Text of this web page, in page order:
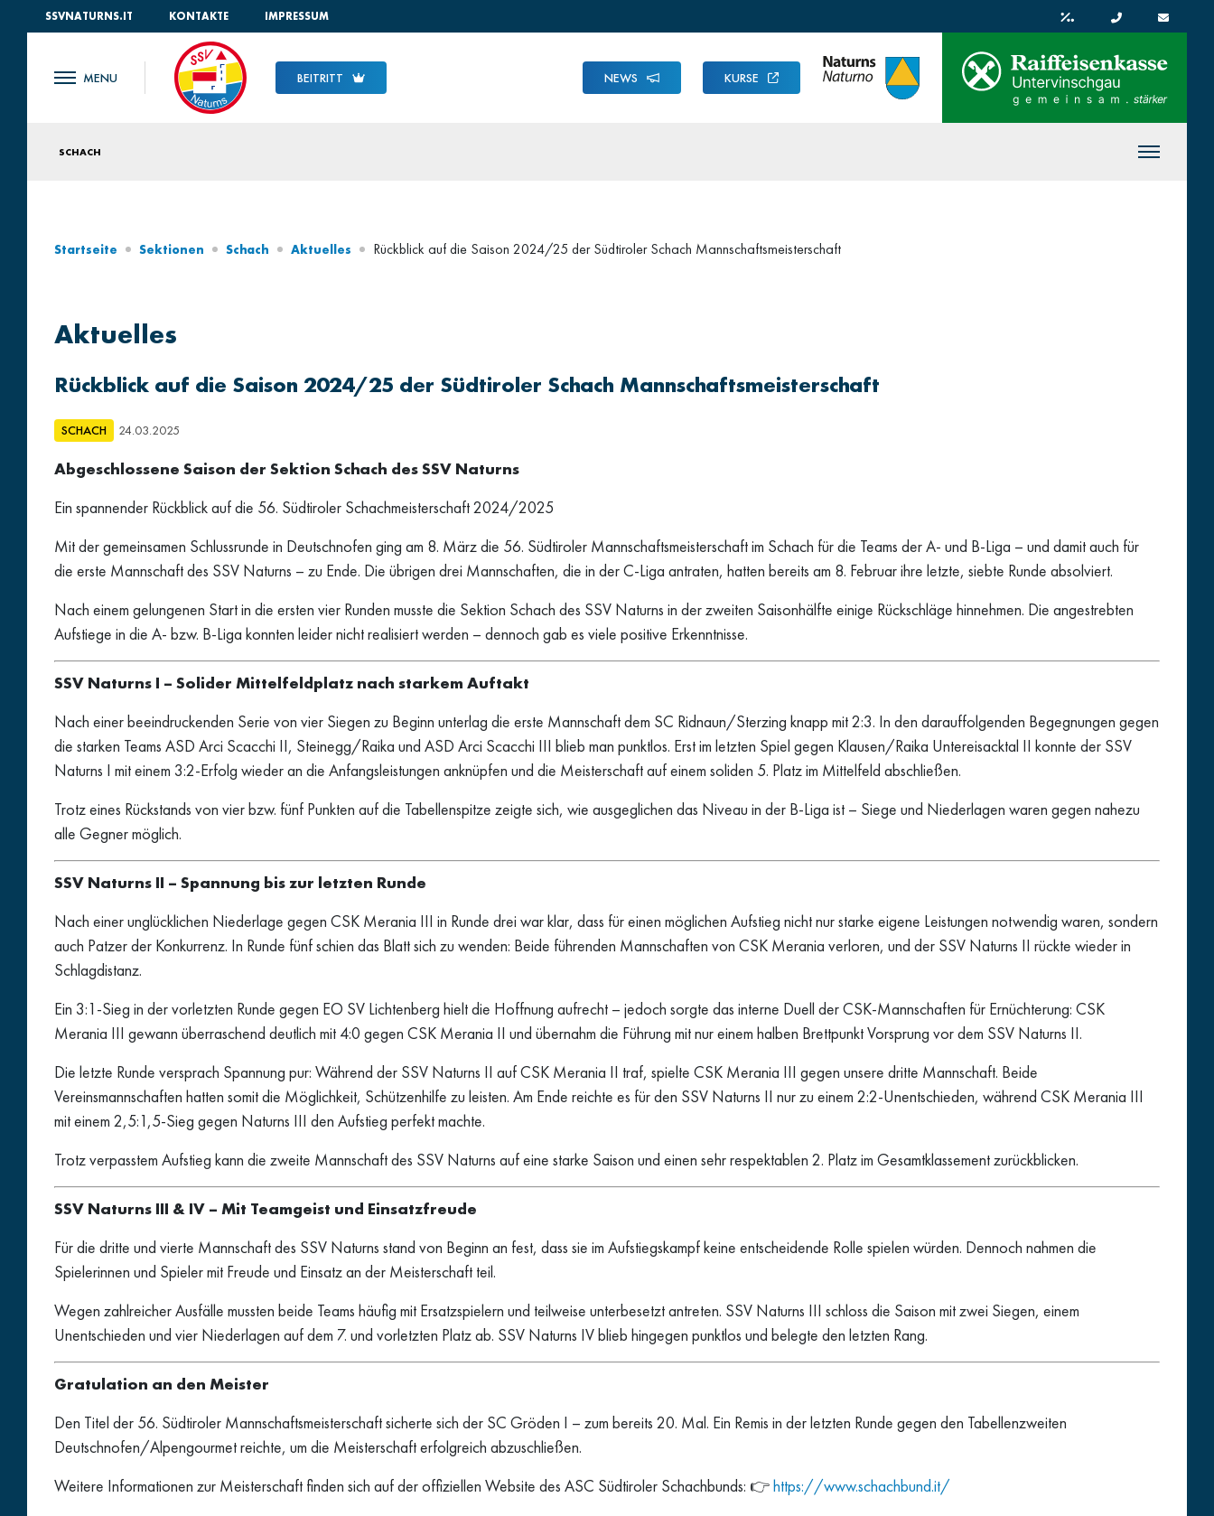
SSVNATURNS.IT KONTAKTE IMPRESSUM
BEITRITT NEWS KURSE
SCHACH
Startseite Sektionen Schach Aktuelles Rückblick auf die Saison 2024/25 der Südtiroler Schach Mannschaftsmeisterschaft
Aktuelles
Rückblick auf die Saison 2024/25 der Südtiroler Schach Mannschaftsmeisterschaft
SCHACH 24.03.2025
Abgeschlossene Saison der Sektion Schach des SSV Naturns
Ein spannender Rückblick auf die 56. Südtiroler Schachmeisterschaft 2024/2025
Mit der gemeinsamen Schlussrunde in Deutschnofen ging am 8. März die 56. Südtiroler Mannschaftsmeisterschaft im Schach für die Teams der A- und B-Liga – und damit auch für
die erste Mannschaft des SSV Naturns – zu Ende. Die übrigen drei Mannschaften, die in der C-Liga antraten, hatten bereits am 8. Februar ihre letzte, siebte Runde absolviert.
Nach einem gelungenen Start in die ersten vier Runden musste die Sektion Schach des SSV Naturns in der zweiten Saisonhälfte einige Rückschläge hinnehmen. Die angestrebten
Aufstiege in die A- bzw. B-Liga konnten leider nicht realisiert werden – dennoch gab es viele positive Erkenntnisse.
SSV Naturns I – Solider Mittelfeldplatz nach starkem Auftakt
Nach einer beeindruckenden Serie von vier Siegen zu Beginn unterlag die erste Mannschaft dem SC Ridnaun/Sterzing knapp mit 2:3. In den darauffolgenden Begegnungen gegen
die starken Teams ASD Arci Scacchi II, Steinegg/Raika und ASD Arci Scacchi III blieb man punktlos. Erst im letzten Spiel gegen Klausen/Raika Untereisacktal II konnte der SSV
Naturns I mit einem 3:2-Erfolg wieder an die Anfangsleistungen anknüpfen und die Meisterschaft auf einem soliden 5. Platz im Mittelfeld abschließen.
Trotz eines Rückstands von vier bzw. fünf Punkten auf die Tabellenspitze zeigte sich, wie ausgeglichen das Niveau in der B-Liga ist – Siege und Niederlagen waren gegen nahezu
alle Gegner möglich.
SSV Naturns II – Spannung bis zur letzten Runde
Nach einer unglücklichen Niederlage gegen CSK Merania III in Runde drei war klar, dass für einen möglichen Aufstieg nicht nur starke eigene Leistungen notwendig waren, sondern
auch Patzer der Konkurrenz. In Runde fünf schien das Blatt sich zu wenden: Beide führenden Mannschaften von CSK Merania verloren, und der SSV Naturns II rückte wieder in
Schlagdistanz.
Ein 3:1-Sieg in der vorletzten Runde gegen EO SV Lichtenberg hielt die Hoffnung aufrecht – jedoch sorgte das interne Duell der CSK-Mannschaften für Ernüchterung: CSK
Merania III gewann überraschend deutlich mit 4:0 gegen CSK Merania II und übernahm die Führung mit nur einem halben Brettpunkt Vorsprung vor dem SSV Naturns II.
Die letzte Runde versprach Spannung pur: Während der SSV Naturns II auf CSK Merania II traf, spielte CSK Merania III gegen unsere dritte Mannschaft. Beide
Vereinsmannschaften hatten somit die Möglichkeit, Schützenhilfe zu leisten. Am Ende reichte es für den SSV Naturns II nur zu einem 2:2-Unentschieden, während CSK Merania III
mit einem 2,5:1,5-Sieg gegen Naturns III den Aufstieg perfekt machte.
Trotz verpasstem Aufstieg kann die zweite Mannschaft des SSV Naturns auf eine starke Saison und einen sehr respektablen 2. Platz im Gesamtklassement zurückblicken.
SSV Naturns III & IV – Mit Teamgeist und Einsatzfreude
Für die dritte und vierte Mannschaft des SSV Naturns stand von Beginn an fest, dass sie im Aufstiegskampf keine entscheidende Rolle spielen würden. Dennoch nahmen die
Spielerinnen und Spieler mit Freude und Einsatz an der Meisterschaft teil.
Wegen zahlreicher Ausfälle mussten beide Teams häufig mit Ersatzspielern und teilweise unterbesetzt antreten. SSV Naturns III schloss die Saison mit zwei Siegen, einem
Unentschieden und vier Niederlagen auf dem 7. und vorletzten Platz ab. SSV Naturns IV blieb hingegen punktlos und belegte den letzten Rang.
Gratulation an den Meister
Den Titel der 56. Südtiroler Mannschaftsmeisterschaft sicherte sich der SC Gröden I – zum bereits 20. Mal. Ein Remis in der letzten Runde gegen den Tabellenzweiten
Deutschnofen/Alpengourmet reichte, um die Meisterschaft erfolgreich abzuschließen.
Weitere Informationen zur Meisterschaft finden sich auf der offiziellen Website des ASC Südtiroler Schachbunds: 👉https://www.schachbund.it/